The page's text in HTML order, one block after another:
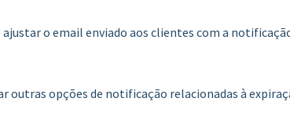
ajustar o email enviado aos clientes com a
outras opções de notificação relacionadas à